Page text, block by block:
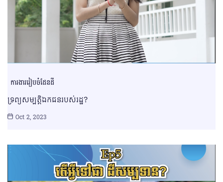
ការងាររៀបចំដែនដី
ទ្រព្យសម្បត្តិឯកជនរបស់រដ្ឋ?
Oct 2, 2023